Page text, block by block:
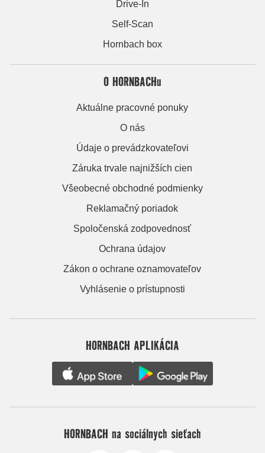
Drive-In
Self-Scan
Hornbach box
O HORNBACHu
Aktuálne pracovné ponuky
O nás
Údaje o prevádzkovateľovi
Záruka trvale najnižších cien
Všeobecné obchodné podmienky
Reklamačný poriadok
Spoločenská zodpovednosť
Ochrana údajov
Zákon o ochrane oznamovateľov
Vyhlásenie o prístupnosti
HORNBACH APLIKÁCIA
HORNBACH na sociálnych sieťach